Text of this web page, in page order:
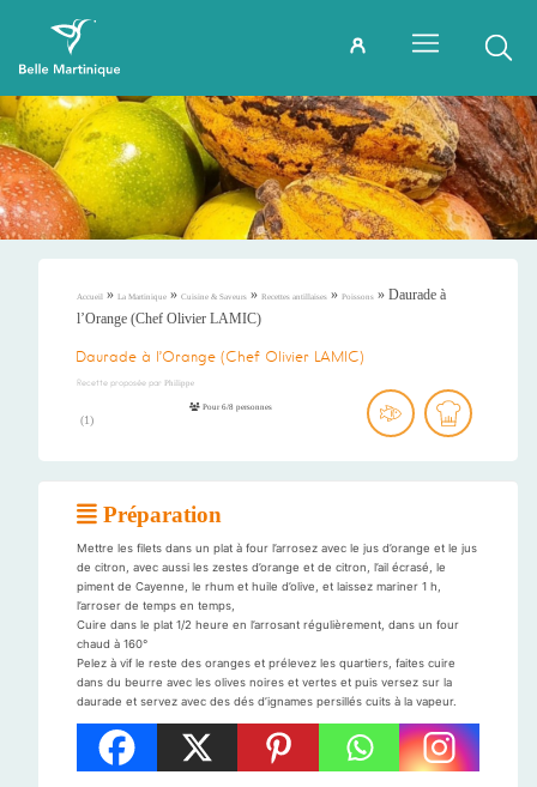
Accueil » La Martinique » Cuisine & Saveurs » Recettes antillaises » Poissons » Daurade à
l’Orange (Chef Olivier LAMIC)
Daurade à l’Orange (Chef Olivier LAMIC)
Recette proposée par Philippe
(1)
Pour 6/8 personnes
Préparation
Mettre les filets dans un plat à four l’arrosez avec le jus d’orange et le jus
de citron, avec aussi les zestes d’orange et de citron, l’ail écrasé, le
piment de Cayenne, le rhum et huile d’olive, et laissez mariner 1 h,
l’arroser de temps en temps,
Cuire dans le plat 1/2 heure en l’arrosant régulièrement, dans un four
chaud à 160°
Pelez à vif le reste des oranges et prélevez les quartiers, faites cuire
dans du beurre avec les olives noires et vertes et puis versez sur la
daurade et servez avec des dés d’ignames persillés cuits à la vapeur.